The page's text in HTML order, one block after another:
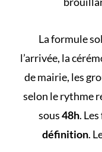
La formule
l’arrivée, la
de mairie, les
selon le rythme
sous48h.
définition.